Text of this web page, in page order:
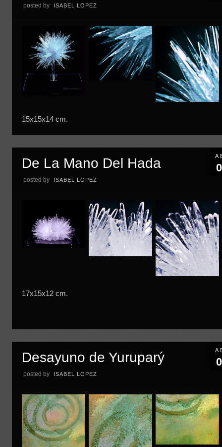
posted by ISABEL LOPEZ
15x15x14 cm.
De La Mano Del Hada
posted by ISABEL LOPEZ
17x15x12 cm.
Desayuno de Yuruparý
posted by ISABEL LOPEZ